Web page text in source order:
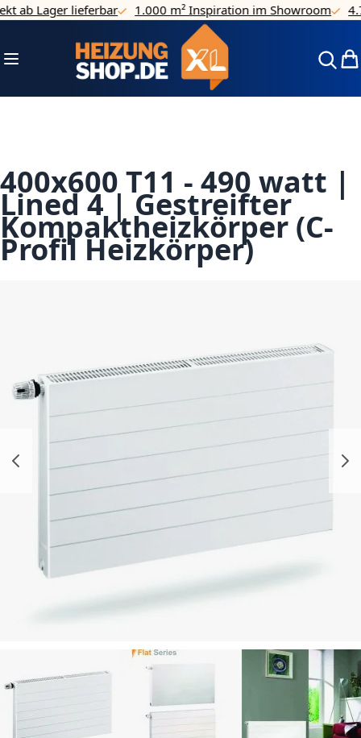
Direkt zum Inhalt
Lager lieferbar 1.000 m² Inspiration im Showroom 4.7/5
Navigation umschalten
400x600 T11 - 490 watt |
Lined 4 | Gestreifter
Kompaktheizkörper (C-
Profil Heizkörper)